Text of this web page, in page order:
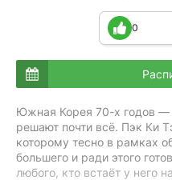
0
Южная Корея 70-х годов —
решают почти всё. Пэк Ки
которому тесно в рамках
большего и ради этого
любого, кто встаёт у него